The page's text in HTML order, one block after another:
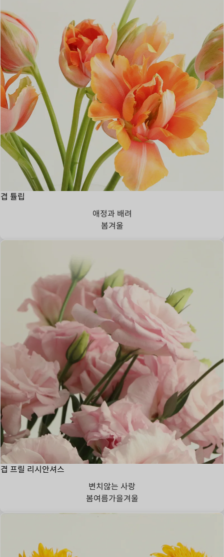
겹 튤립
애정과 배려
봄겨울
겹 프릴 리시안셔스
변치않는 사랑
봄여름가을겨울